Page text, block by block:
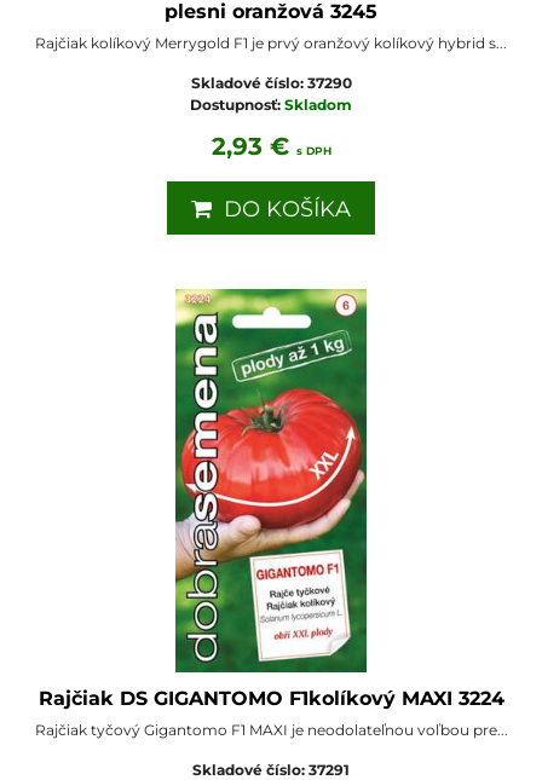
plesni oranžová 3245
Rajčiak kolíkový Merrygold F1 je prvý oranžový kolíkový hybrid s...
Skladové číslo: 37290
Dostupnosť: Skladom
2,93 € s DPH
DO KOŠÍKA
Rajčiak DS GIGANTOMO F1kolíkový MAXI 3224
Rajčiak tyčový Gigantomo F1 MAXI je neodolateľnou voľbou pre...
Skladové číslo: 37291